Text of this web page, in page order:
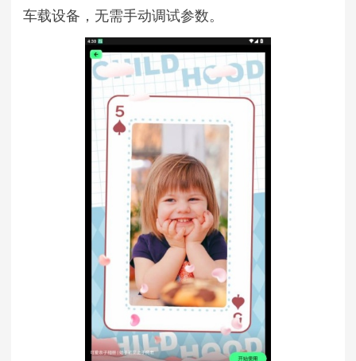
车载设备，无需手动调试参数。